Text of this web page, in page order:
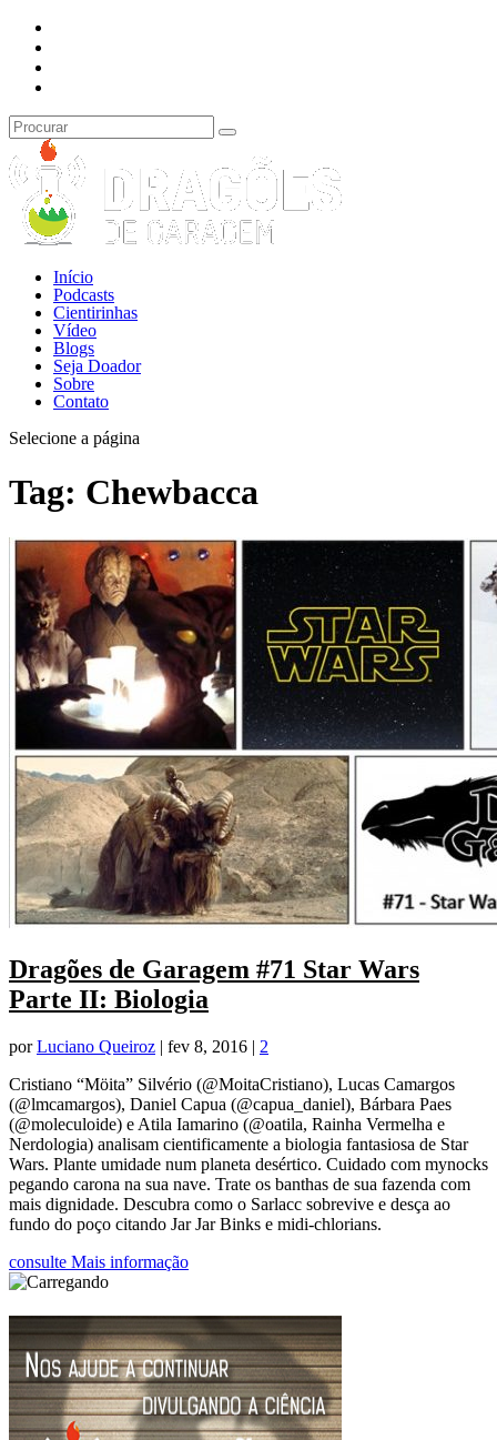
Início
Podcasts
Cientirinhas
Vídeo
Blogs
Seja Doador
Sobre
Contato
Selecione a página
Tag: Chewbacca
Dragões de Garagem #71 Star Wars
Parte II: Biologia
porLuciano Queiroz | fev 8, 2016 | 2
Cristiano “Möita” Silvério (@MoitaCristiano), Lucas Camargos
(@lmcamargos), Daniel Capua (@capua_daniel), Bárbara Paes
(@moleculoide) e Atila Iamarino (@oatila, Rainha Vermelha e
Nerdologia) analisam cientificamente a biologia fantasiosa de Star
Wars. Plante umidade num planeta desértico. Cuidado com mynocks
pegando carona na sua nave. Trate os banthas de sua fazenda com
mais dignidade. Descubra como o Sarlacc sobrevive e desça ao
fundo do poço citando Jar Jar Binks e midi-chlorians.
consulte Mais informação